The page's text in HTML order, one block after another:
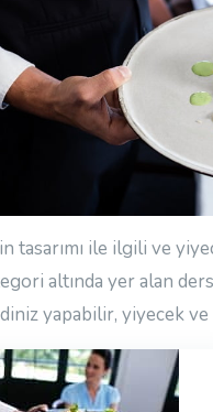
tasarımı ile ilgili ve
altında yer alan
yapabilir,